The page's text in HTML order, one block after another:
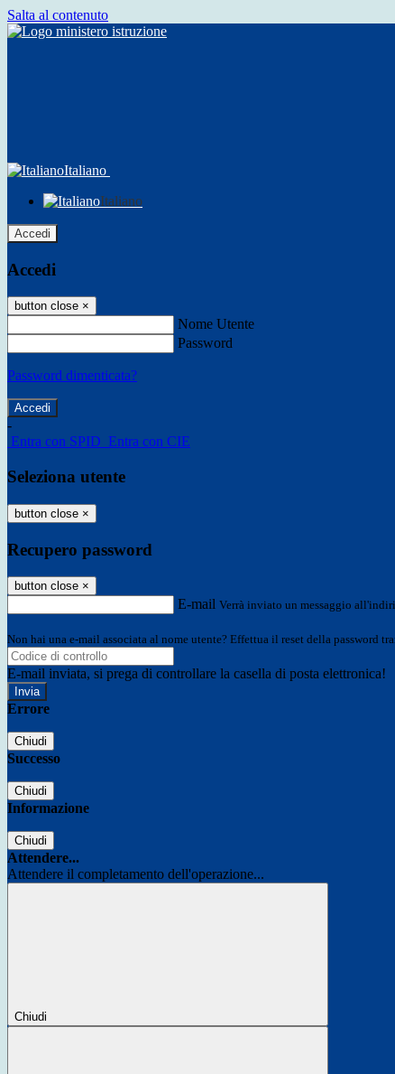
Salta al contenuto
Italiano
Italiano
Accedi
Accedi
button close ×
Nome Utente
Password
Password dimenticata?
-
Entra con SPID Entra con CIE
Seleziona utente
button close ×
Recupero password
button close ×
E-mail Verrà inviato un messaggio
Non hai una e-mail associata al nome utente? Effettua il reset della password
E-mail inviata, si prega di controllare la casella di posta elettronica!
Errore
Chiudi
Successo
Chiudi
Informazione
Chiudi
Attendere...
Attendere il completamento dell'operazione...
Chiudi